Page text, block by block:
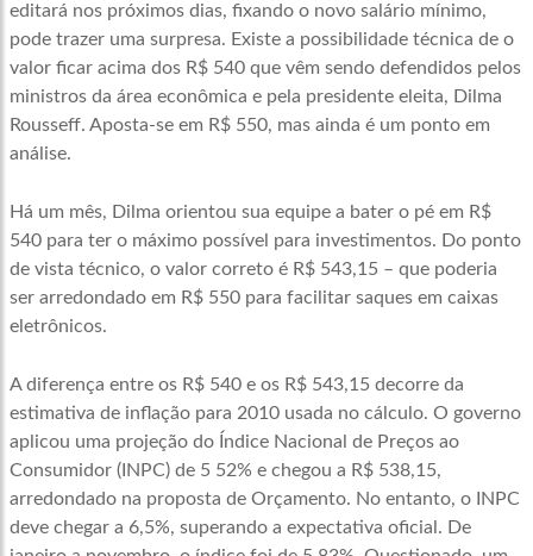
editará nos próximos dias, fixando o novo salário mínimo,
pode trazer uma surpresa. Existe a possibilidade técnica de o
valor ficar acima dos R$ 540 que vêm sendo defendidos pelos
ministros da área econômica e pela presidente eleita, Dilma
Rousseff. Aposta-se em R$ 550, mas ainda é um ponto em
análise.
Há um mês, Dilma orientou sua equipe a bater o pé em R$
540 para ter o máximo possível para investimentos. Do ponto
de vista técnico, o valor correto é R$ 543,15 – que poderia
ser arredondado em R$ 550 para facilitar saques em caixas
eletrônicos.
A diferença entre os R$ 540 e os R$ 543,15 decorre da
estimativa de inflação para 2010 usada no cálculo. O governo
aplicou uma projeção do Índice Nacional de Preços ao
Consumidor (INPC) de 5 52% e chegou a R$ 538,15,
arredondado na proposta de Orçamento. No entanto, o INPC
deve chegar a 6,5%, superando a expectativa oficial. De